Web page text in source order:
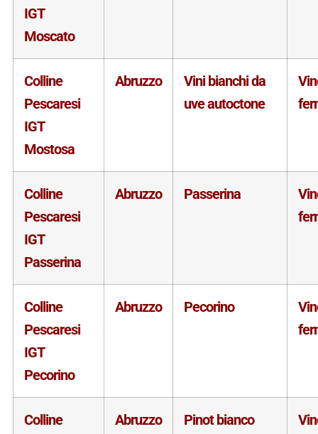
IGT
Moscato
Colline
Pescaresi
IGT
Mostosa
Abruzzo
Vini bianchi da
uve autoctone
Colline
Pescaresi
IGT
Passerina
Abruzzo Passerina
Colline
Pescaresi
IGT
Pecorino
Abruzzo Pecorino
Colline
Abruzzo Pinot bianco